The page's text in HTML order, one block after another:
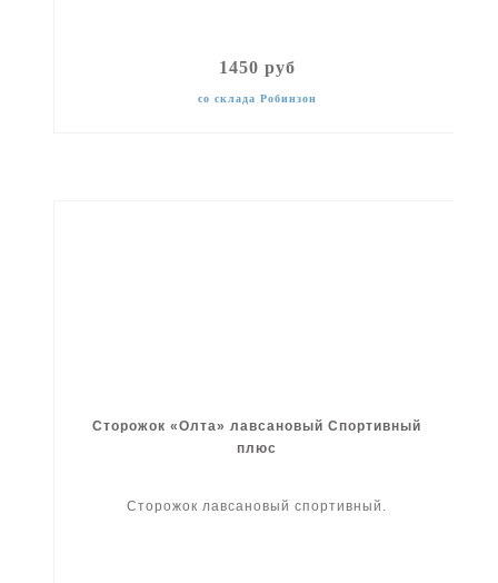
1450 руб
со склада Робинзон
Сторожок «Олта» лавсановый Спортивный
плюс
Сторожок лавсановый спортивный.